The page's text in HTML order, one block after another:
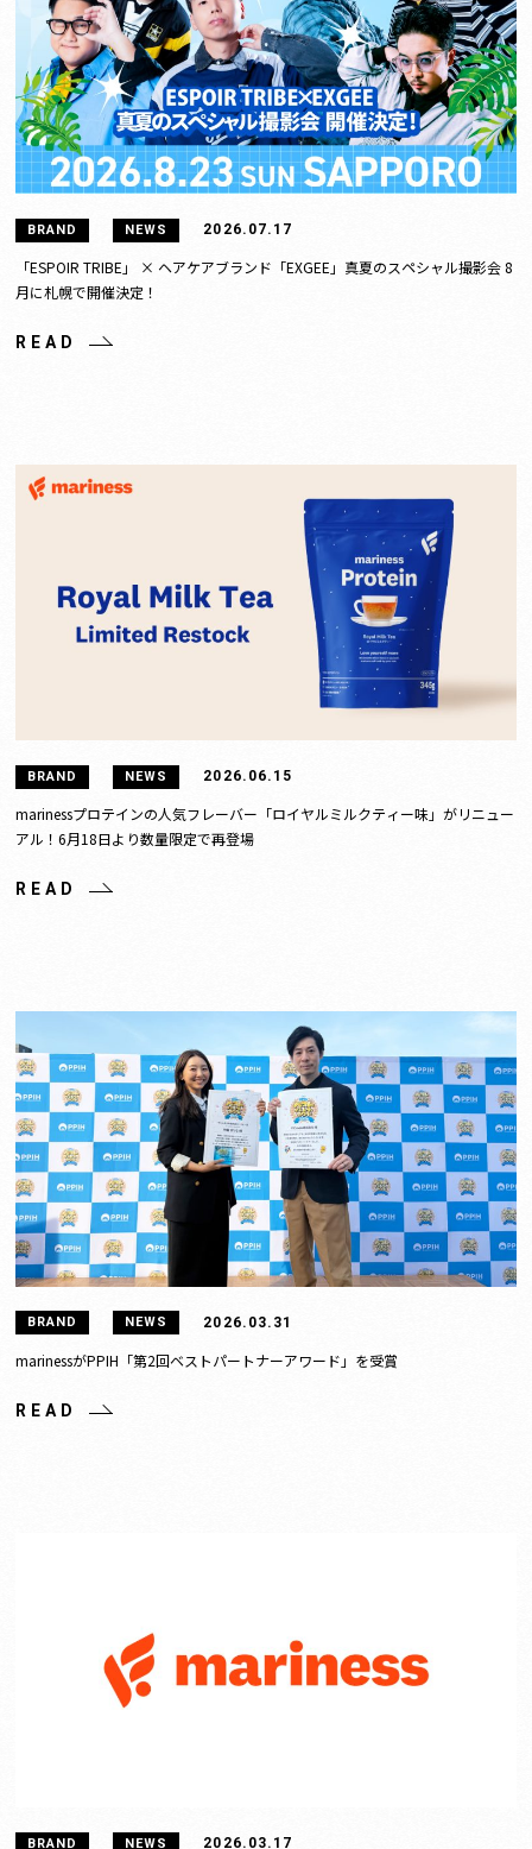
BRAND NEWS 2026.07.17
「ESPOIR TRIBE」 × ヘアケアブランド「EXGEE」真夏のスペシャル撮影会 8
月に札幌で開催決定！
READ
BRAND NEWS 2026.06.15
marinessプロテインの人気フレーバー「ロイヤルミルクティー味」がリニュー
アル！6月18日より数量限定で再登場
READ
BRAND NEWS 2026.03.31
marinessがPPIH「第2回ベストパートナーアワード」を受賞
READ
BRAND NEWS 2026.03.17